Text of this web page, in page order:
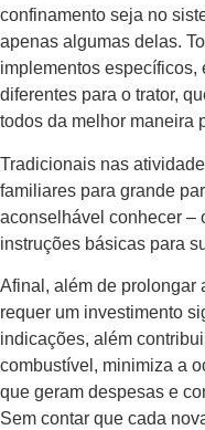
confinamento seja no
apenas algumas delas.
implementos específicos,
diferentes para o trator,
todos da melhor maneira
Tradicionais nas
familiares para grande
aconselhável conhecer –
instruções básicas para
Afinal, além de prolongar
requer um investimento
indicações, além
combustível, minimiza a
que geram despesas e
Sem contar que cada